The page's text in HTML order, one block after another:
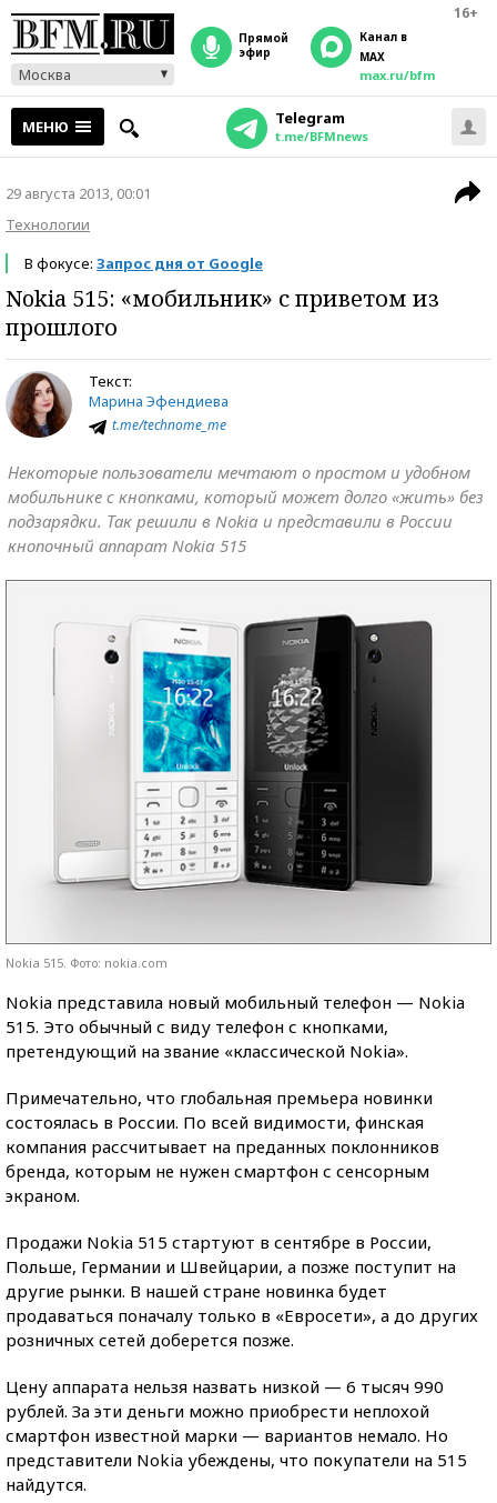
16+
Москва
прямой
эфир
Канал в
MAX
max.ru/bfm
МЕНЮ Telegram
t.me/BFMnews
29 августа 2013, 00:01
Технологии
В фокусе: Запрос дня от Google
Nokia 515: «мобильник» с приветом из
прошлого
Текст:
Марина Эфендиева
t.me/technome_me
Некоторые пользователи мечтают о простом и удобном
мобильнике с кнопками, который может долго «жить» без
подзарядки. Так решили в Nokia и представили в России
кнопочный аппарат Nokia 515
Nokia 515. Фото: nokia.com
Nokia представила новый мобильный телефон — Nokia
515. Это обычный с виду телефон с кнопками,
претендующий на звание «классической Nokia».
Примечательно, что глобальная премьера новинки
состоялась в России. По всей видимости, финская
компания рассчитывает на преданных поклонников
бренда, которым не нужен смартфон с сенсорным
экраном.
Продажи Nokia 515 стартуют в сентябре в России,
Польше, Германии и Швейцарии, а позже поступит на
другие рынки. В нашей стране новинка будет
продаваться поначалу только в «Евросети», а до других
розничных сетей доберется позже.
Цену аппарата нельзя назвать низкой — 6 тысяч 990
рублей. За эти деньги можно приобрести неплохой
смартфон известной марки — вариантов немало. Но
представители Nokia убеждены, что покупатели на 515
найдутся.